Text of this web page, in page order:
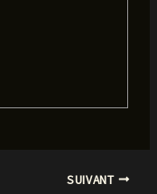
SUIVANT